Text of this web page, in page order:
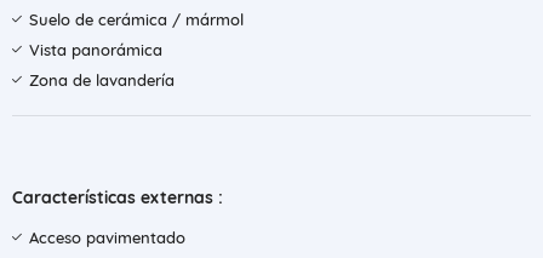
Suelo de cerámica / mármol
Vista panorámica
Zona de lavandería
Características externas :
Acceso pavimentado